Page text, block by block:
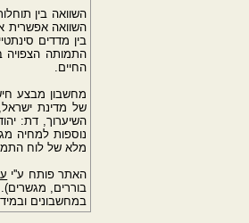
השוואה בין
השוואה אפשרית
בין מדדים
התמותה הצפויה
החיים.
מחשבון מבצע
השיערוך, דת:
נוספות למחיה
מלא של לוח
האתר פותח ע''י
בוררים,
במחשבונים